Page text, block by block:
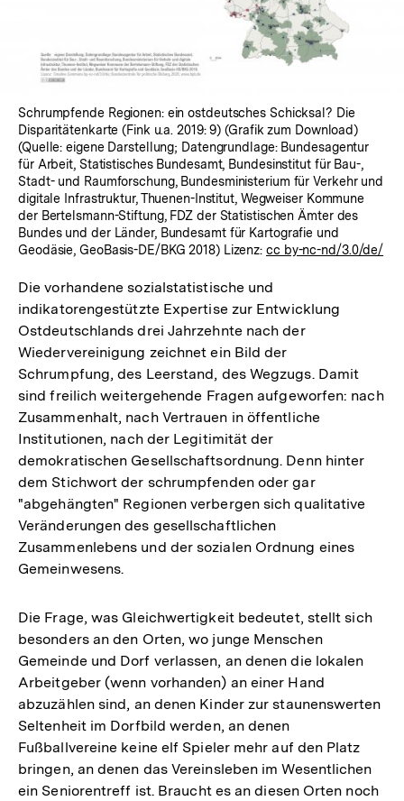
Schrumpfende Regionen: ein ostdeutsches Schicksal? Die
Disparitätenkarte (Fink u.a. 2019: 9) (Grafik zum Download)
(Quelle: eigene Darstellung; Datengrundlage: Bundesagentur
für Arbeit, Statistisches Bundesamt, Bundesinstitut für Bau-,
Stadt- und Raumforschung, Bundesministerium für Verkehr und
digitale Infrastruktur, Thuenen-Institut, Wegweiser Kommune
der Bertelsmann-Stiftung, FDZ der Statistischen Ämter des
Bundes und der Länder, Bundesamt für Kartografie und
Geodäsie, GeoBasis-DE/BKG 2018) Lizenz: cc by-nc-nd/3.0/de/
Die vorhandene sozialstatistische und
indikatorengestützte Expertise zur Entwicklung
Ostdeutschlands drei Jahrzehnte nach der
Wiedervereinigung zeichnet ein Bild der
Schrumpfung, des Leerstand, des Wegzugs. Damit
sind freilich weitergehende Fragen aufgeworfen: nach
Zusammenhalt, nach Vertrauen in öffentliche
Institutionen, nach der Legitimität der
demokratischen Gesellschaftsordnung. Denn hinter
dem Stichwort der schrumpfenden oder gar
"abgehängten" Regionen verbergen sich qualitative
Veränderungen des gesellschaftlichen
Zusammenlebens und der sozialen Ordnung eines
Gemeinwesens.
Die Frage, was Gleichwertigkeit bedeutet, stellt sich
besonders an den Orten, wo junge Menschen
Gemeinde und Dorf verlassen, an denen die lokalen
Arbeitgeber (wenn vorhanden) an einer Hand
abzuzählen sind, an denen Kinder zur staunenswerten
Seltenheit im Dorfbild werden, an denen
Fußballvereine keine elf Spieler mehr auf den Platz
bringen, an denen das Vereinsleben im Wesentlichen
ein Seniorentreff ist. Braucht es an diesen Orten noch